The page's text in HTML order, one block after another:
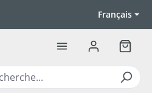
Français
Le